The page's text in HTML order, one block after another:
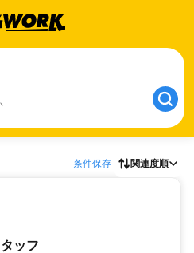
条件保存 関連度順
ッフ